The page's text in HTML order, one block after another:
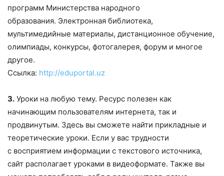
программ Министерства народного
образования. Электронная библиотека,
мультимедийные материалы, дистанционное обучение,
олимпиады, конкурсы, фотогалерея, форум и многое
другое.
Ссылка: http://eduportal.uz
3. Уроки на любую тему. Ресурс полезен как
начинающим пользователям интернета, так и
продвинутым. Здесь вы сможете найти прикладные и
теоретические уроки. Если у вас трудности
с восприятием информации с текстового источника,
сайт располагает уроками в видеоформате. Также вы